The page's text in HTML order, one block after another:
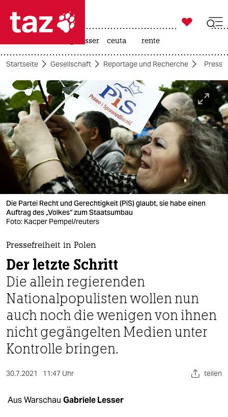
 taz zahl ich
taz zahl ich
themen
politik
öko
gesellschaft
kultur
sport
nord
wahrheit
verlag
verlag
veranstaltungen
shop
fragen & hilfe
unterstützen

taz zahl ich
niedrigwasser ceuta rente
Startseite Gesellschaft Reportage und Recherche
Die Partei Recht und Gerechtigkeit (PiS) glaubt, sie habe einen
Auftrag des „Volkes“ zum Staatsumbau
Foto: Kacper Pempel/reuters
Pressefreiheit in Polen
Der letzte Schritt
Die allein regierenden
Nationalpopulisten wollen nun
auch noch die wenigen von ihnen
nicht gegängelten Medien unter
Kontrolle bringen.
30.7.2021 11:47 Uhr teilen
Aus Warschau Gabriele Lesser